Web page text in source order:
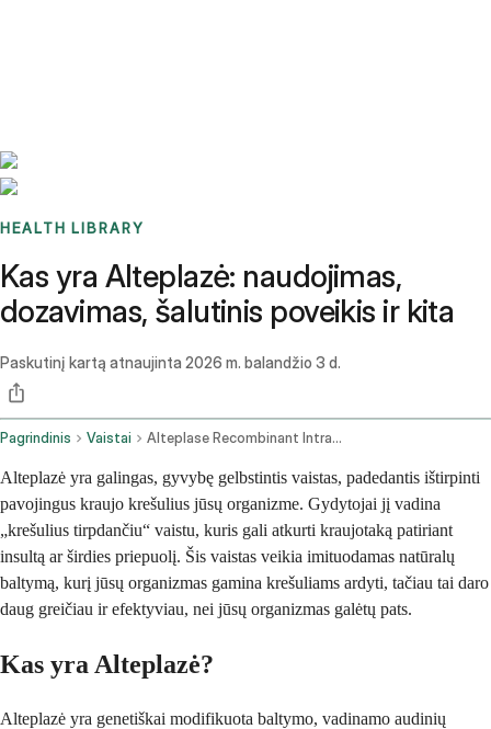
HEALTH LIBRARY
Kas yra Alteplazė: naudojimas,
dozavimas, šalutinis poveikis ir kita
Paskutinį kartą atnaujinta 2026 m. balandžio 3 d.
Pagrindinis Vaistai Alteplase Recombinant Intravenous Route
Alteplazė yra galingas, gyvybę gelbstintis vaistas, padedantis ištirpinti
pavojingus kraujo krešulius jūsų organizme. Gydytojai jį vadina
„krešulius tirpdančiu“ vaistu, kuris gali atkurti kraujotaką patiriant
insultą ar širdies priepuolį. Šis vaistas veikia imituodamas natūralų
baltymą, kurį jūsų organizmas gamina krešuliams ardyti, tačiau tai daro
daug greičiau ir efektyviau, nei jūsų organizmas galėtų pats.
Kas yra Alteplazė?
Alteplazė yra genetiškai modifikuota baltymo, vadinamo audinių